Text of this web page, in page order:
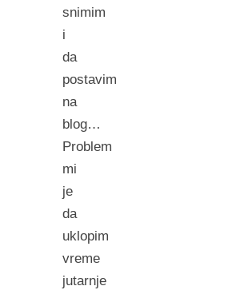
snimim
i
da
postavim
na
blog…
Problem
mi
je
da
uklopim
vreme
jutarnje